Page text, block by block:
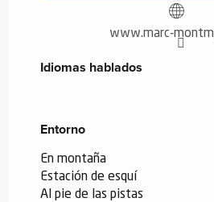
www.marc-
Idiomas hablados
Idiomas hablados
Entorno
Entorno
En montaña
Estación de esquí
Al pie de las pistas